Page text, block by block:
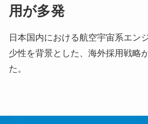
用が多発
日本国内における航空宇宙系エン
少性を背景とした、海外採用戦略
た。